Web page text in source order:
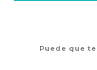
Puede que